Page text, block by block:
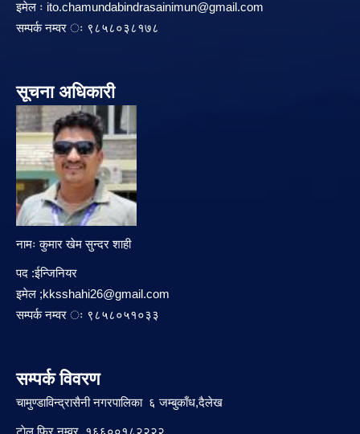
इमेल ः ito.chamundabindrasainimun@gmail.com
सम्पर्क नम्वर ः ९८५८०३८१७८
सूचना अधिकारी
नामः कुमार खेम सुन्दर शाही
पद :ईन्जिनियर
इमेल ;kksshahi26@gmail.com
सम्पर्क नम्वर ः ९८५८०५१०३३
सम्पर्क विवरण
चामुण्डाविन्द्रासैनी नगरपालिका ६ जम्बुकाँध,दैलेख
टाेल फ्रि नम्वर १६६००१८२२२२